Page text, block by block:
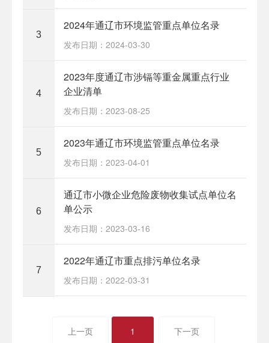
3
2024年通辽市环境监管重点单位名录
发布日期：2024-03-30
4
2023年度通辽市涉镉等重金属重点行业
企业清单
发布日期：2023-08-25
5
2023年通辽市环境监管重点单位名录
发布日期：2023-04-01
6
通辽市小微企业危险废物收集试点单位名
单公示
发布日期：2023-03-16
7
2022年通辽市重点排污单位名录
发布日期：2022-03-31
上一页 1 下一页